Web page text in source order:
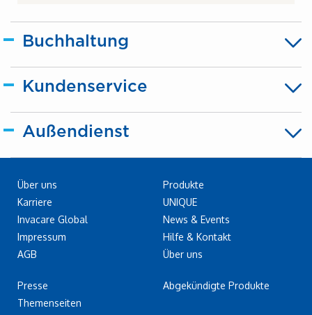
Buchhaltung
Kundenservice
Außendienst
Über uns
Karriere
Invacare Global
Impressum
AGB
Presse
Themenseiten
Produkte
UNIQUE
News & Events
Hilfe & Kontakt
Über uns
Abgekündigte Produkte